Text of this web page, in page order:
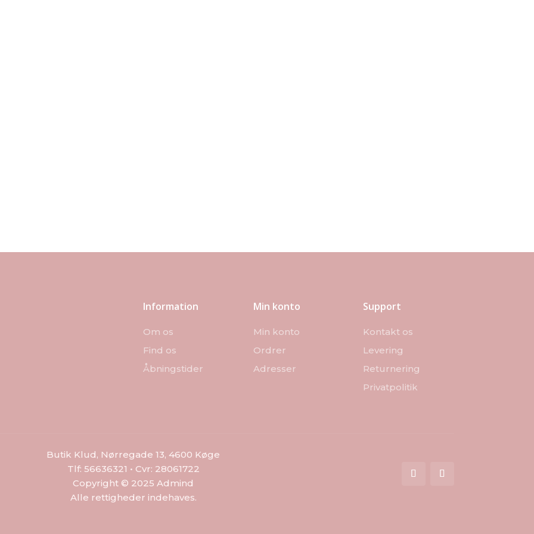
Information
Om os
Find os
Åbningstider
Min konto
Min konto
Ordrer
Adresser
Support
Kontakt os
Levering
Returnering
Privatpolitik
Butik Klud, Nørregade 13, 4600 Køge
Tlf: 56636321 • Cvr: 28061722
Copyright © 2025 Admind
Alle rettigheder indehaves.